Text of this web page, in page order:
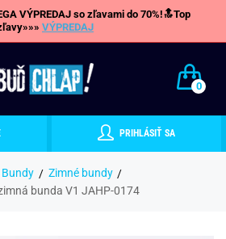
VÝPREDAJ so zľavami do 70%!🔝Top
VÝPREDAJ
0
PRIHLÁSIŤ SA
Bundy
Zimné bundy
bunda V1 JAHP-0174